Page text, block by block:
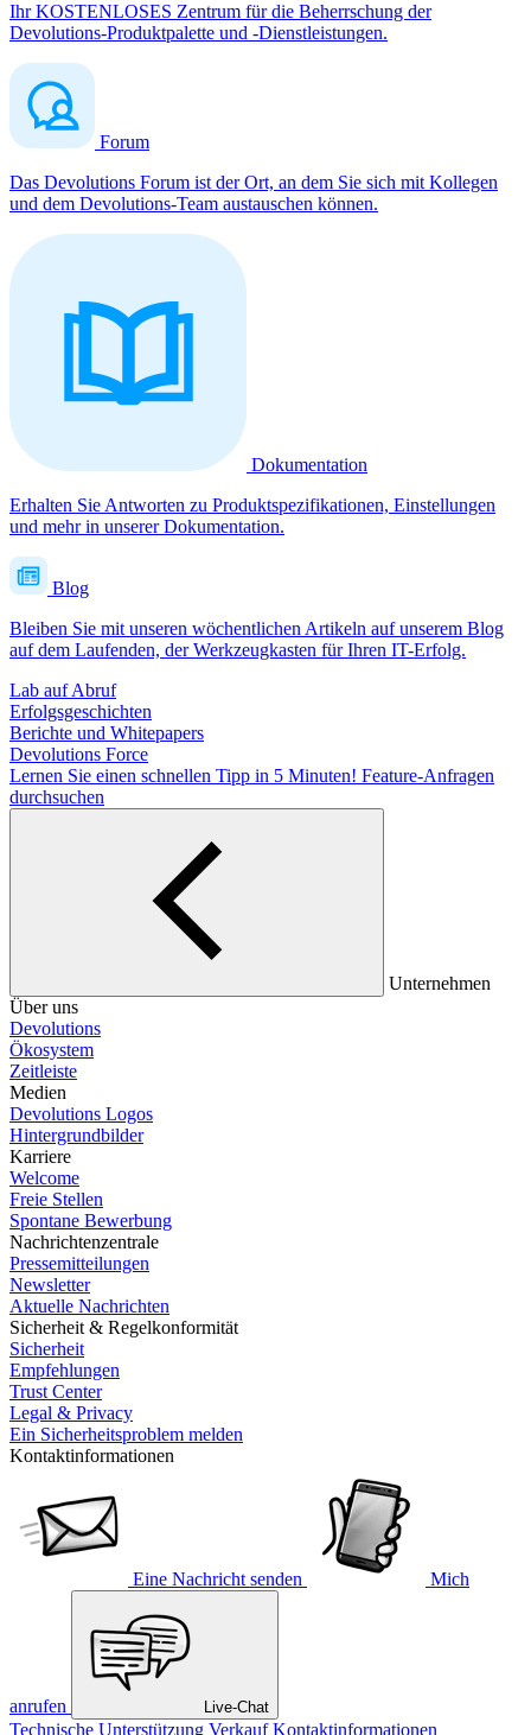
Ihr KOSTENLOSES Zentrum für die Beherrschung der
Devolutions-Produktpalette und -Dienstleistungen.
Forum
Das Devolutions Forum ist der Ort, an dem Sie sich mit Kollegen
und dem Devolutions-Team austauschen können.
Dokumentation
Erhalten Sie Antworten zu Produktspezifikationen, Einstellungen
und mehr in unserer Dokumentation.
Blog
Bleiben Sie mit unseren wöchentlichen Artikeln auf unserem Blog
auf dem Laufenden, der Werkzeugkasten für Ihren IT-Erfolg.
Lab auf Abruf
Erfolgsgeschichten
Berichte und Whitepapers
Devolutions Force
Lernen Sie einen schnellen Tipp in 5 Minuten! Feature-Anfragen
durchsuchen
Unternehmen
Über uns
Devolutions
Ökosystem
Zeitleiste
Medien
Devolutions Logos
Hintergrundbilder
Karriere
Welcome
Freie Stellen
Spontane Bewerbung
Nachrichtenzentrale
Pressemitteilungen
Newsletter
Aktuelle Nachrichten
Sicherheit & Regelkonformität
Sicherheit
Empfehlungen
Trust Center
Legal & Privacy
Ein Sicherheitsproblem melden
Kontaktinformationen
Eine Nachricht senden Mich
anrufen Live-Chat
Technische Unterstützung Verkauf Kontaktinformationen